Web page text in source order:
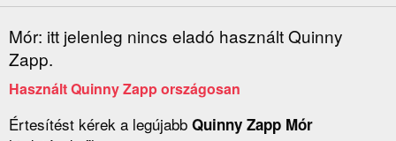
Mór: itt jelenleg nincs eladó használt Quinny
Zapp.
Használt Quinny Zapp országosan
Értesítést kérek a legújabb Quinny Zapp Mór